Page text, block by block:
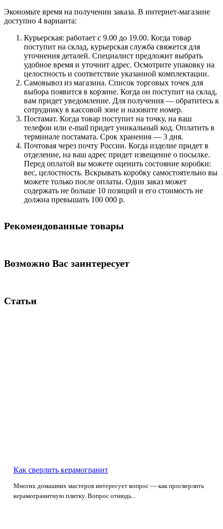
Экономьте время на получении заказа. В интернет-магазине
доступно 4 варианта:
Курьерская: работает с 9.00 до 19.00. Когда товар
поступит на склад, курьерская служба свяжется для
уточнения деталей. Специалист предложит выбрать
удобное время и уточнит адрес. Осмотрите упаковку на
целостность и соответствие указанной комплектации.
Самовывоз из магазина. Список торговых точек для
выбора появится в корзине. Когда он поступит на склад,
вам придет уведомление. Для получения — обратитесь к
сотруднику в кассовой зоне и назовите номер.
Постамат. Когда товар поступит на точку, на ваш
телефон или e-mail придет уникальный код. Оплатить в
терминале постамата. Срок хранения — 3 дня.
Почтовая через почту России. Когда изделие придет в
отделение, на ваш адрес придет извещение о посылке.
Перед оплатой вы можете оценить состояние коробки:
вес, целостность. Вскрывать коробку самостоятельно вы
можете только после оплаты. Один заказ может
содержать не больше 10 позиций и его стоимость не
должна превышать 100 000 р.
Рекомендованные товары
Возможно Вас заинтересует
Статьи
Как сверлить керамогранит
Многих домашних мастеров интересует вопрос — как просверлить
керамогранитную плитку. Вопрос отнюдь...